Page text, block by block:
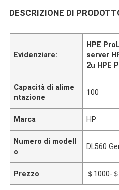
DESCRIZIONE DI
Evidenziare:
HPE
server
2u HPE
Capacità di alime
ntazione
100
Marca HP
Numero di modell
o
DL560
Prezzo ＄1000-